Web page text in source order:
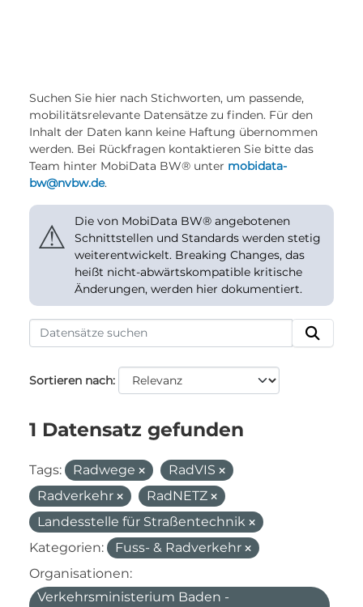
Suchen Sie hier nach Stichworten, um passende,
mobilitätsrelevante Datensätze zu finden. Für den
Inhalt der Daten kann keine Haftung übernommen
werden. Bei Rückfragen kontaktieren Sie bitte das
Team hinter MobiData BW® unter mobidata-
bw@nvbw.de.
⚠
Die von MobiData BW® angebotenen
Schnittstellen und Standards werden stetig
weiterentwickelt. Breaking Changes, das
heißt nicht-abwärtskompatible kritische
Änderungen, werden hier dokumentiert.
Sortieren nach
1 Datensatz gefunden
Tags: Radwege
RadVIS
Radverkehr
RadNETZ
Landesstelle für Straßentechnik
Kategorien:
Fuss- & Radverkehr
Organisationen:
Verkehrsministerium Baden -